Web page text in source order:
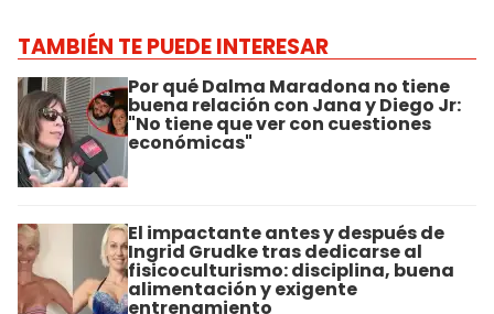
TAMBIÉN TE PUEDE INTERESAR
Por qué Dalma Maradona no tiene
buena relación con Jana y Diego Jr:
"No tiene que ver con cuestiones
económicas"
El impactante antes y después de
Ingrid Grudke tras dedicarse al
fisicoculturismo: disciplina, buena
alimentación y exigente
entrenamiento